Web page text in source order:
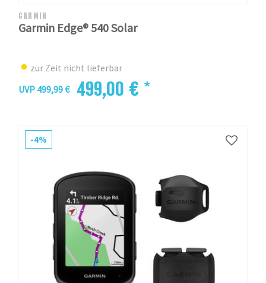
GARMIN
Garmin Edge® 540 Solar
zur Zeit nicht lieferbar
UVP 499,99 €
499,00 € *
-4%